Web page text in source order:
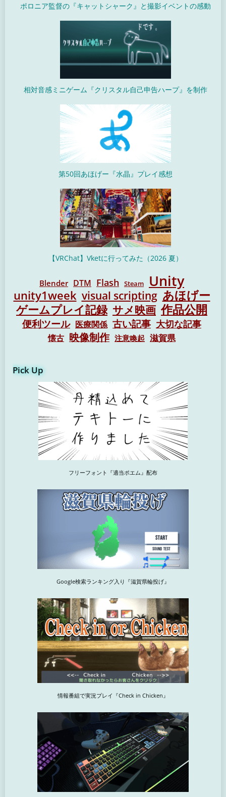
ポロニア監督の『キャットシャーク』と撮影イベントの感動
相対音感ミニゲーム『クリスタル自己申告ハープ』を制作
第50回あほげー『水晶』プレイ感想
【VRChat】Vketに行ってみた（2026 夏）
Blender DTM Flash Steam Unity
unity1week visual scripting あほげー
ゲームプレイ記録 サメ映画 作品公開
便利ツール 医療関係 古い記事 大切な記事
懐古 映像制作 注意喚起 滋賀県
Pick Up
フリーフォント『適当ポエム』配布
Google検索ランキング入り『滋賀県輪投げ』
情報番組で実況プレイ『Check in Chicken』